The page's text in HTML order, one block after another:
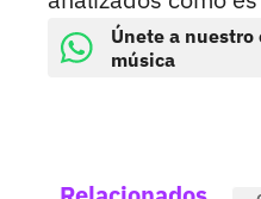
Únete a
música